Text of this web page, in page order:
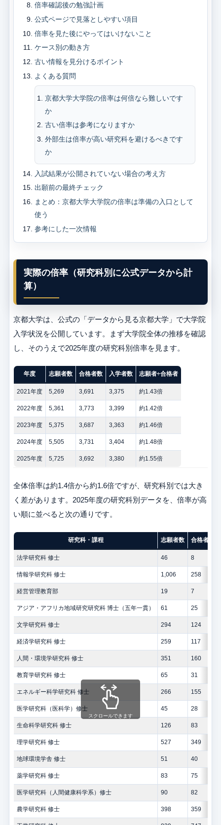
倍率確認後の勉強計画
公式ページで見落としやすい項目
倍率を見た後にやってはいけないこと
ケース別の動き方
古い情報を見分けるポイント
よくある質問
京都大学大学院の倍率は何倍なら難しいです
か
古い倍率は参考になりますか
外部生は倍率が高い研究科を避けるべきです
か
入試結果が公開されていない場合の考え方
出願前の最終チェック
まとめ：京都大学大学院の倍率は準備の入口として
使う
参考にした一次情報
実際の倍率（研究科別に公式データから計
算）
京都大学は、公式の「データから見る京都大学」で大学院
入学状況を公開しています。まず大学院全体の推移を確認
し、そのうえで2025年度の研究科別倍率を見ます。
年度 志願者数 合格者数 入学者数 志願者÷合格者
2021年度 5,269 3,691 3,375 約1.43倍
2022年度 5,361 3,773 3,399 約1.42倍
2023年度 5,375 3,687 3,363 約1.46倍
2024年度 5,505 3,731 3,404 約1.48倍
2025年度 5,725 3,692 3,380 約1.55倍
全体倍率は約1.4倍から約1.6倍ですが、研究科別では大き
く差があります。2025年度の研究科別データを、倍率が高
い順に並べると次の通りです。
研究科・課程 志願者数 合格者数
法学研究科 修士 46 8
情報学研究科 修士 1,006 258
経営管理教育部 19 7
アジア・アフリカ地域研究研究科 博士（五年一貫） 61 25
文学研究科 修士 294 124
経済学研究科 修士 259 117
人間・環境学研究科 修士 351 160
教育学研究科 修士 65 31
エネルギー科学研究科 修士 266 155
医学研究科（医科学）修士 45 28
生命科学研究科 修士 126 83
理学研究科 修士 527 349
地球環境学舎 修士 51 40
薬学研究科 修士 83 75
医学研究科（人間健康科学系）修士 90 82
農学研究科 修士 398 359
スクロールできます